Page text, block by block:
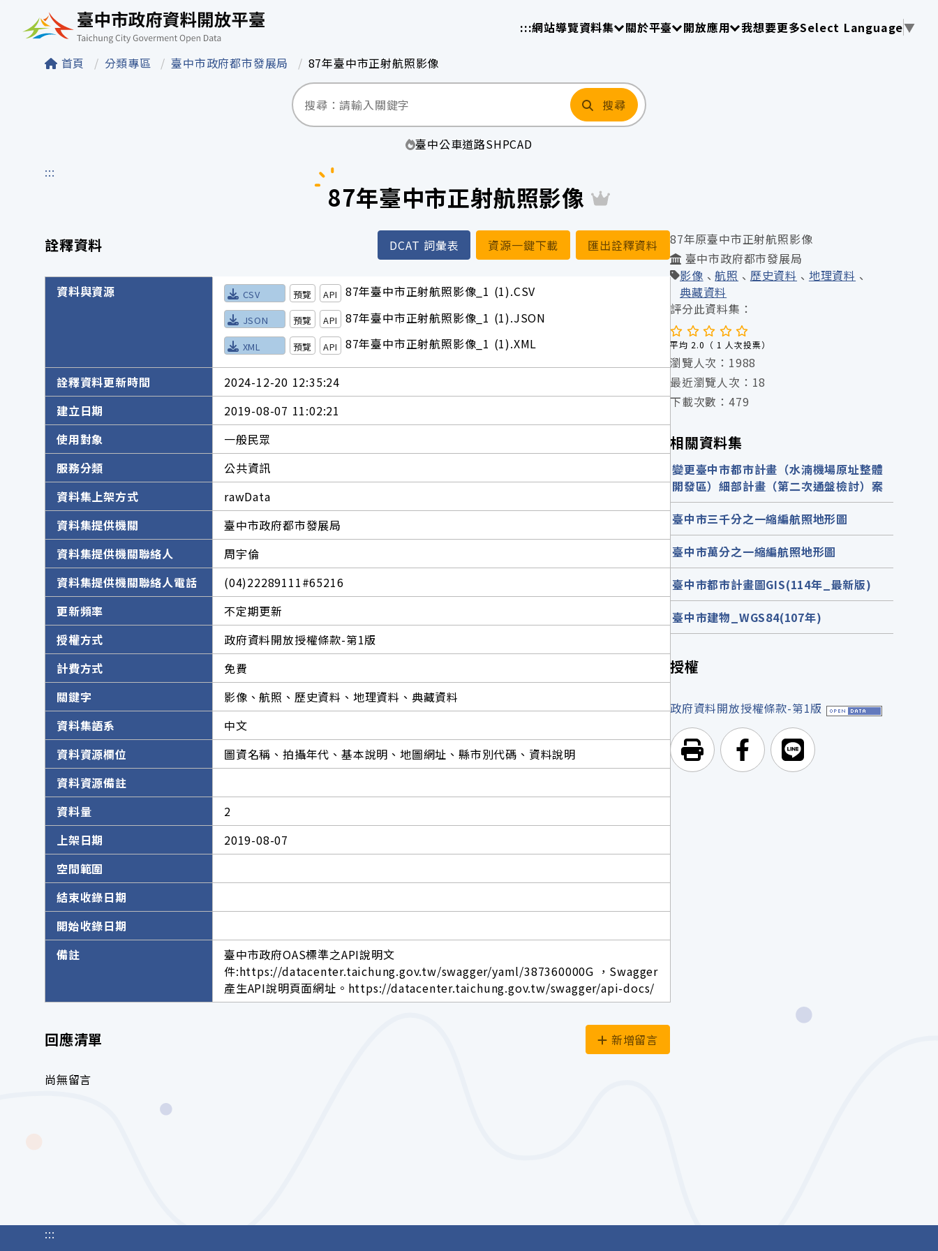
臺中市政府資料開放平臺 :::網站導覽資料集請使用 TAB 操作選單
關於平臺請使用 TAB 操作選單
開放應用請使用 TAB 操作選單
我想要更多Select Language▼
首頁 分類專區 臺中市政府都市發展局 87年臺中市正射航照影像
搜尋
臺中公車道路SHPCAD
:::
87年臺中市正射航照影像
詮釋資料 DCAT 詞彙表 資源一鍵下載 匯出詮釋資料
詮釋資料詳細內容
資料與資源 CSV 預覽 API 87年臺中市正射航照影像_1 (1).CSV
JSON 預覽 API 87年臺中市正射航照影像_1 (1).JSON
XML 預覽 API 87年臺中市正射航照影像_1 (1).XML
詮釋資料更新時間
2024-12-20 12:35:24
建立日期
2019-08-07 11:02:21
使用對象
一般民眾
服務分類
公共資訊
資料集上架方式
rawData
資料集提供機關
臺中市政府都市發展局
資料集提供機關聯絡人
周宇倫
資料集提供機關聯絡人電話
(04)22289111#65216
更新頻率
不定期更新
授權方式
政府資料開放授權條款-第1版
計費方式
免費
關鍵字
影像、航照、歷史資料、地理資料、典藏資料
資料集語系
中文
資料資源欄位
圖資名稱、拍攝年代、基本說明、地圖網址、縣市別代碼、資料說明
資料資源備註
資料量
2
上架日期
2019-08-07
空間範圍
結束收錄日期
開始收錄日期
備註
臺中市政府OAS標準之API說明文
件:https://datacenter.taichung.gov.tw/swagger/yaml/387360000G ，Swagger
產生API說明頁面網址。https://datacenter.taichung.gov.tw/swagger/api-docs/
回應清單 新增留言
尚無留言
87年原臺中市正射航照影像
臺中市政府都市發展局
影像
航照 歷史資料
地理資料
典藏資料
評分此資料集：
平均 2.0（ 1 人次投票）
瀏覽人次：1988
最近瀏覽人次：18
下載次數：479
相關資料集
變更臺中市都市計畫（水湳機場原址整體
開發區）細部計畫（第二次通盤檢討）案
臺中市三千分之一縮編航照地形圖
臺中市萬分之一縮編航照地形圖
臺中市都市計畫圖GIS(114年_最新版)
臺中市建物_WGS84(107年)
授權
政府資料開放授權條款-第1版
列印頁面前往Facebook
前往Line
:::